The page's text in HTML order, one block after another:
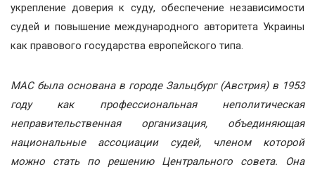
укрепление доверия к суду, обеспечение независимости
судей и повышение международного авторитета Украины
как правового государства европейского типа.
МАС была основана в городе Зальцбург (Австрия) в 1953
году как профессиональная неполитическая
неправительственная организация, объединяющая
национальные ассоциации судей, членом которой
можно стать по решению Центрального совета. Она